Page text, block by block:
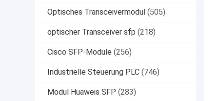
Optisches Transceivermodul (505)
optischer Transceiver sfp (218)
Cisco SFP-Module (256)
Industrielle Steuerung PLC (746)
Modul Huaweis SFP (283)